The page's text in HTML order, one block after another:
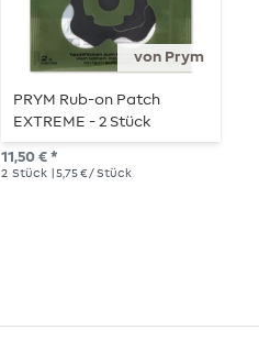
von Prym
PRYM Rub-on Patch
EXTREME - 2 Stück
11,50 € *
2 Stück | 5,75 € / Stück